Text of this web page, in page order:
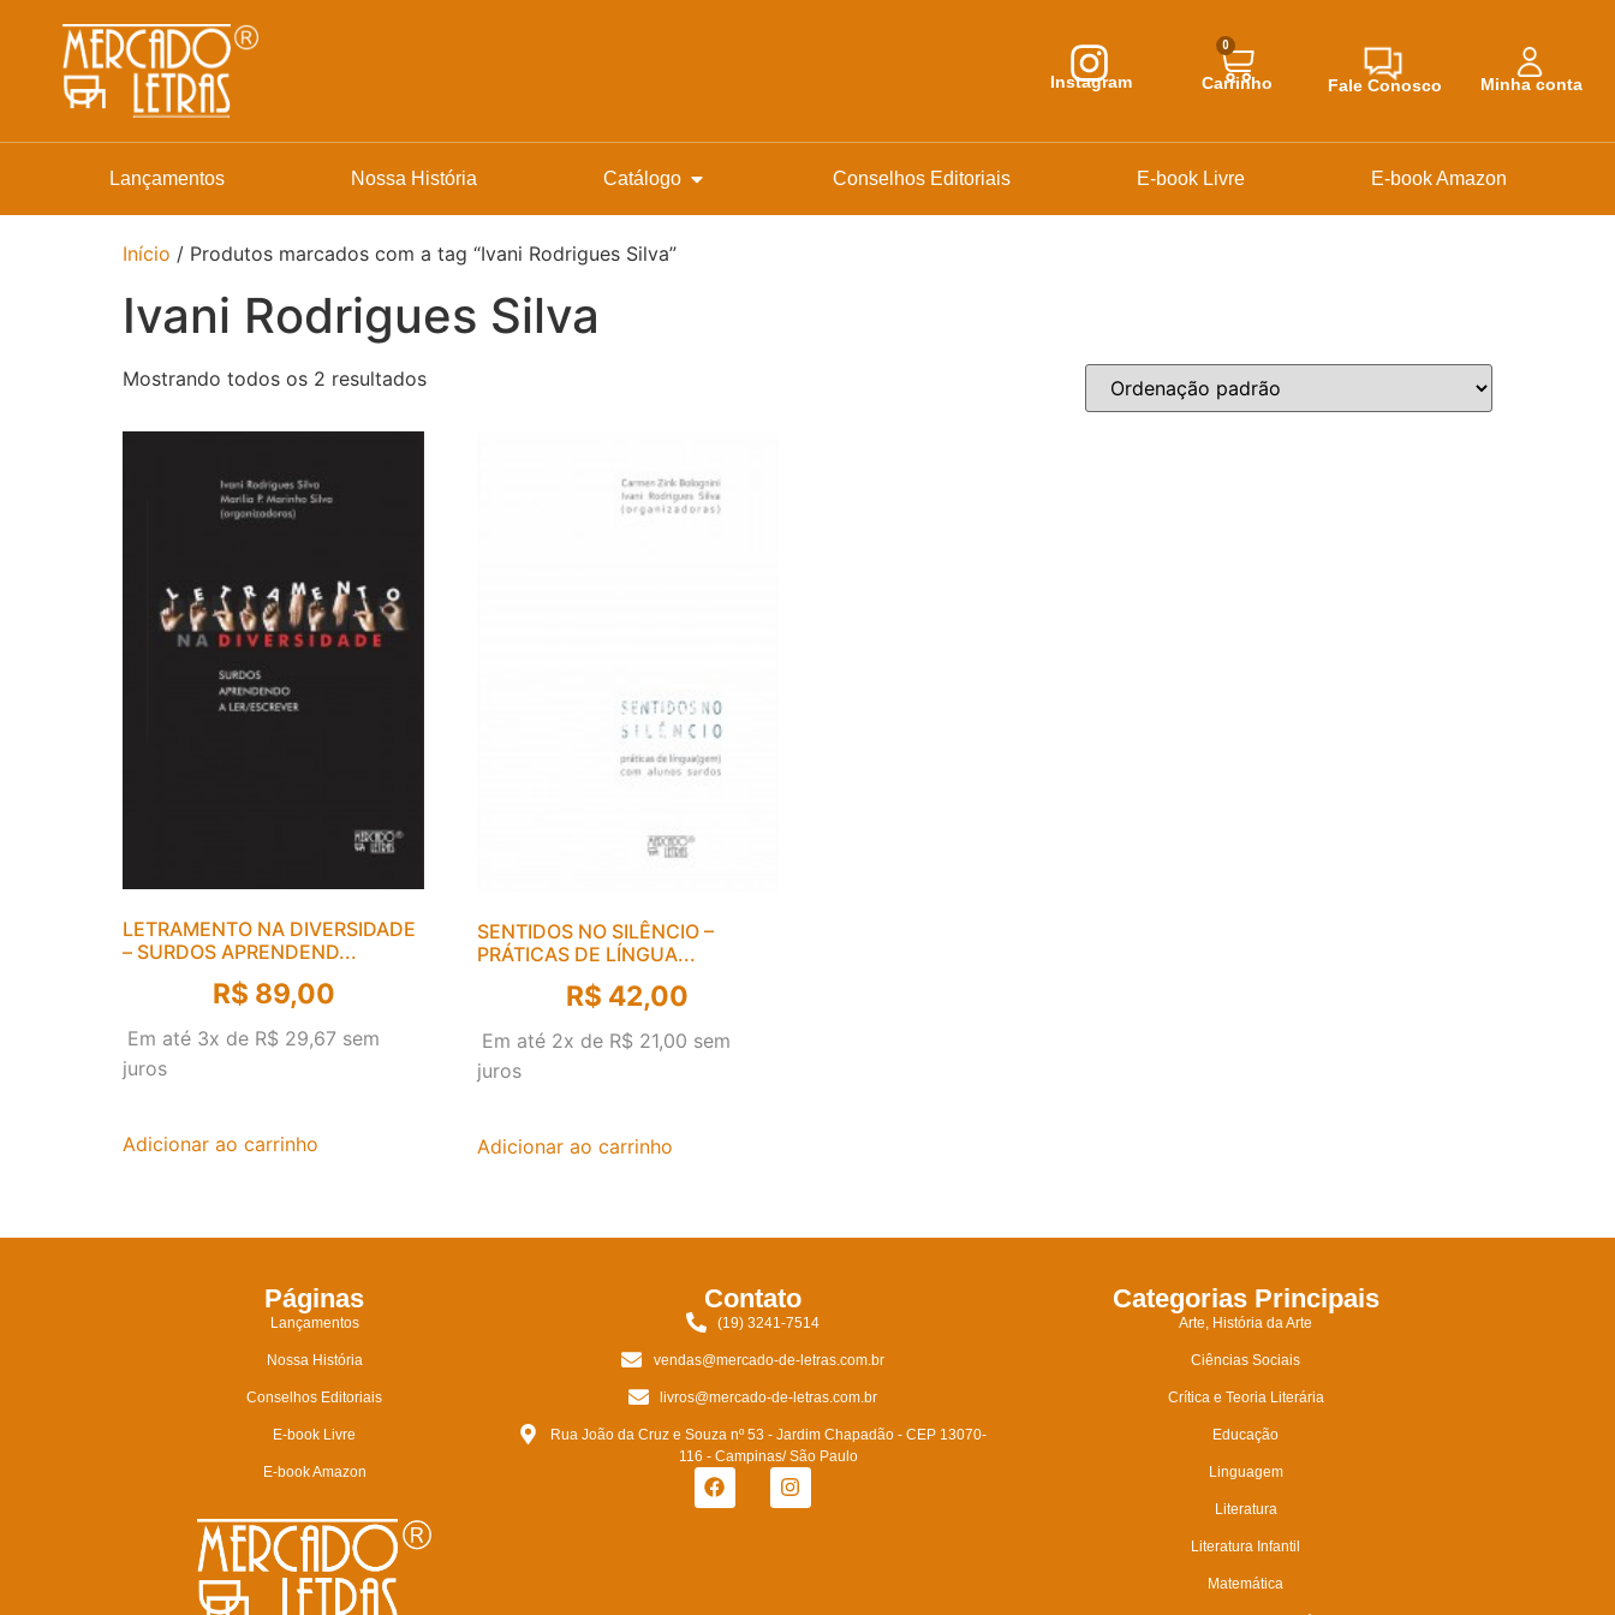
Instagram
0
Carrinho Fale Conosco Minha conta
Lançamentos Nossa História Catálogo Conselhos Editoriais E-book Livre E-book Amazon
Início / Produtos marcados com a tag “Ivani Rodrigues Silva”
Ivani Rodrigues Silva
Mostrando todos os 2 resultados
LETRAMENTO NA DIVERSIDADE
– SURDOS APRENDEND...
R$ 89,00
Em até 3x de R$ 29,67 sem
juros
Adicionar ao carrinho
SENTIDOS NO SILÊNCIO –
PRÁTICAS DE LÍNGUA...
R$ 42,00
Em até 2x de R$ 21,00 sem
juros
Adicionar ao carrinho
Páginas
Lançamentos
Nossa História
Conselhos Editoriais
E-book Livre
E-book Amazon
Contato
(19) 3241-7514
vendas@mercado-de-letras.com.br
livros@mercado-de-letras.com.br
Rua João da Cruz e Souza nº 53 - Jardim Chapadão - CEP 13070-
116 - Campinas/ São Paulo
Categorias Principais
Arte, História da Arte
Ciências Sociais
Crítica e Teoria Literária
Educação
Linguagem
Literatura
Literatura Infantil
Matemática